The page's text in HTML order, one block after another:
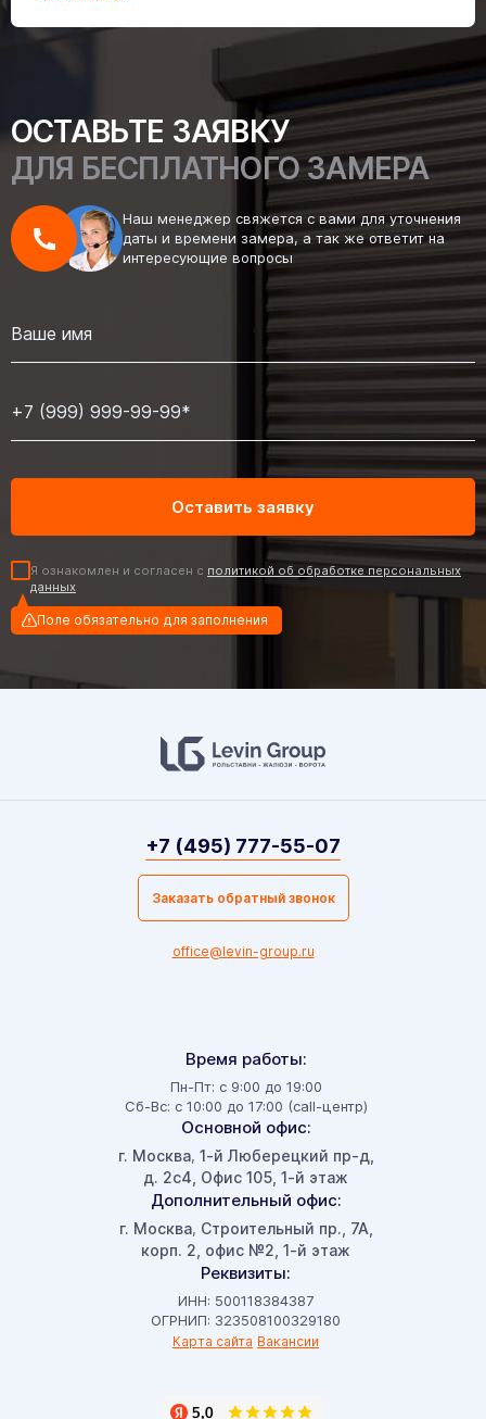
ОСТАВЬТЕ ЗАЯВКУ
ДЛЯ БЕСПЛАТНОГО ЗАМЕРА
Наш менеджер свяжется с вами для уточнения
даты и времени замера, а так же ответит на
интересующие вопросы
Я ознакомлен и согласен с политикой об обработке персональных
данных
Поле обязательно для заполнения
Время работы:
Пн-Пт: с 9:00 до 19:00
Сб-Вс: с 10:00 до 17:00 (call-центр)
Основной офис:
г. Москва, 1-й Люберецкий пр-д,
д. 2с4, Офис 105, 1-й этаж
Дополнительный офис:
г. Москва, Строительный пр., 7А,
корп. 2, офис №2, 1-й этаж
Реквизиты:
ИНН: 500118384387
ОГРНИП: 323508100329180
Карта сайта Вакансии
+7 (495) 777-55-07
Заказать обратный звонок
office@levin-group.ru